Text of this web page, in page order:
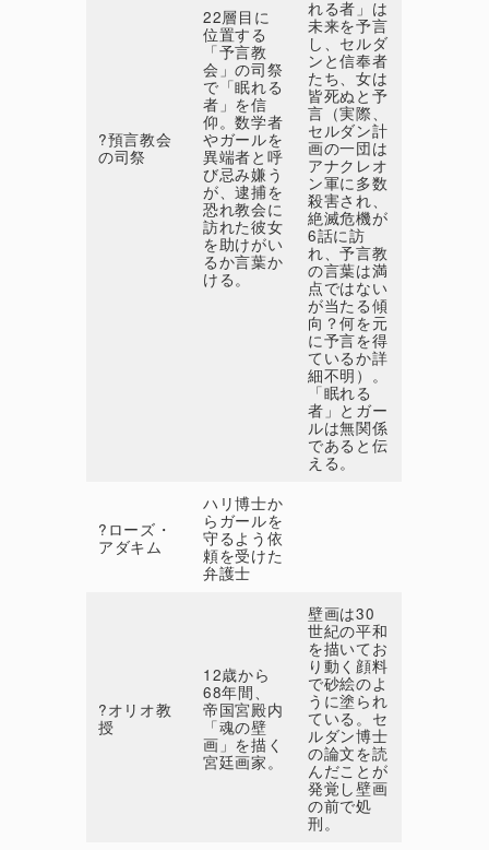
?預言教会
の司祭
22層目に
位置する
「予言教
会」の司祭
で「眠れる
者」を信
仰。数学者
やガールを
異端者と呼
び忌み嫌う
が、逮捕を
恐れ教会に
訪れた彼女
を助けがい
るか言葉か
ける。
れる者」は
未来を予言
し、セルダ
ンと信奉者
たち、女は
皆死ぬと予
言（実際、
セルダン計
画の一団は
アナクレオ
ン軍に多数
殺害され、
絶滅危機が
6話に訪
れ、予言教
の言葉は満
点ではない
が当たる傾
向？何を元
に予言を得
ているか詳
細不明）。
「眠れる
者」とガー
ルは無関係
であると伝
える。
?ローズ・
アダキム
ハリ博士か
らガールを
守るよう依
頼を受けた
弁護士
?オリオ教
授
12歳から
68年間、
帝国宮殿内
「魂の壁
画」を描く
宮廷画家。
壁画は30
世紀の平和
を描いてお
り動く顔料
で砂絵のよ
うに塗られ
ている。セ
ルダン博士
の論文を読
んだことが
発覚し壁画
の前で処
刑。